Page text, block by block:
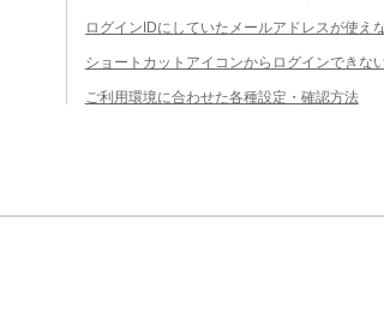
ログインIDにしていたメールアドレスが使え
ショートカットアイコンからログインできな
ご利用環境に合わせた各種設定・確認方法